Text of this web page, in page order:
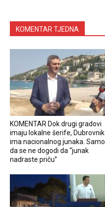
KOMENTAR TJEDNA
KOMENTAR Dok drugi gradovi
imaju lokalne šerife, Dubrovnik
ima nacionalnog junaka. Samo
da se ne dogodi da “junak
nadraste priču”